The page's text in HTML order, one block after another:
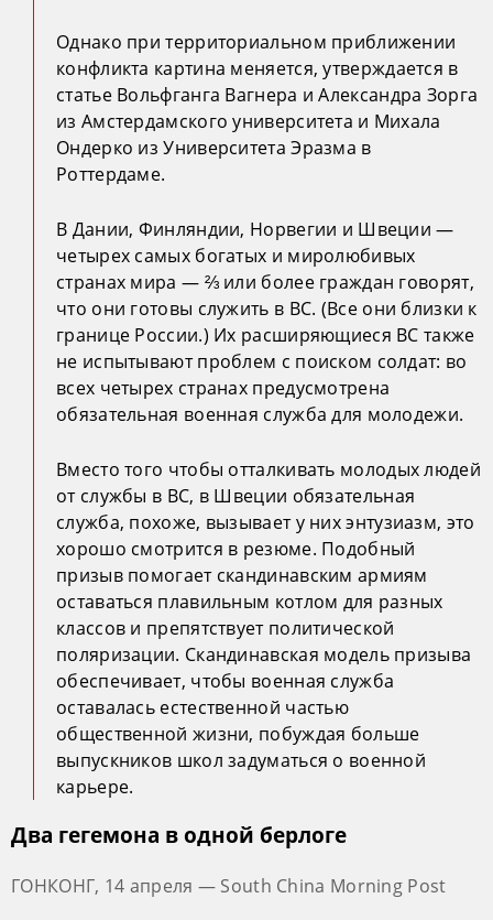
Однако при территориальном приближении
конфликта картина меняется, утверждается в
статье Вольфганга Вагнера и Александра Зорга
из Амстердамского университета и Михала
Ондерко из Университета Эразма в
Роттердаме.
В Дании, Финляндии, Норвегии и Швеции —
четырех самых богатых и миролюбивых
странах мира — ⅔ или более граждан говорят,
что они готовы служить в ВС. (Все они близки к
границе России.) Их расширяющиеся ВС также
не испытывают проблем с поиском солдат: во
всех четырех странах предусмотрена
обязательная военная служба для молодежи.
Вместо того чтобы отталкивать молодых людей
от службы в ВС, в Швеции обязательная
служба, похоже, вызывает у них энтузиазм, это
хорошо смотрится в резюме. Подобный
призыв помогает скандинавским армиям
оставаться плавильным котлом для разных
классов и препятствует политической
поляризации. Скандинавская модель призыва
обеспечивает, чтобы военная служба
оставалась естественной частью
общественной жизни, побуждая больше
выпускников школ задуматься о военной
карьере.
Два гегемона в одной берлоге
ГОНКОНГ, 14 апреля — South China Morning Post